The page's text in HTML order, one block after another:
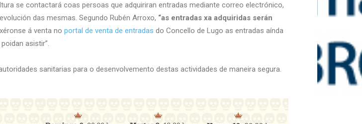
se contactará coas persoas que adquiriran entradas mediante correo electrónico,
das mesmas. Segundo Rubén Arroxo, “as entradas xa adquiridas serán
á venta no portal de venta de entradas do Concello de Lugo as entradas aínda
asistir”.
sanitarias para o desenvolvemento destas actividades de maneira segura.